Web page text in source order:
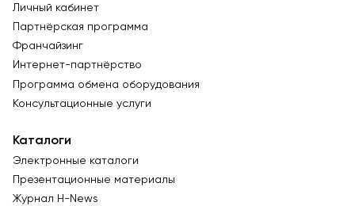
Личный кабинет
Партнёрская программа
Франчайзинг
Интернет-партнёрство
Программа обмена оборудования
Консультационные услуги
Каталоги
Электронные каталоги
Презентационные материалы
Журнал Н-News